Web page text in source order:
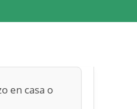
en casa o